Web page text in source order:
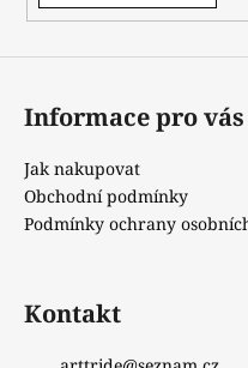
Informace pro vás
Jak nakupovat
Obchodní podmínky
Podmínky ochrany
Kontakt